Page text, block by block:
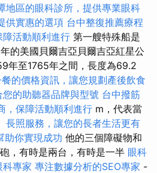
地區的眼科診所，提供專業眼科
供實惠的選項 台中整復推薦療程
活動順利進行 第一艘特殊船是
的美國貝爾吉亞貝爾吉亞紅星公
年至1765年之間，長度為69.2
餐的價格資訊，讓您規劃產後飲食
的助聽器品牌與型號 台中撥筋
，保障活動順利進行 m，代表當
長照服務，讓您的長者生活更有
助你實現成功 他的三個障礙物和
，有時是兩台，有時是一半 眼科
科專家 專注數據分析的SEO專家 -